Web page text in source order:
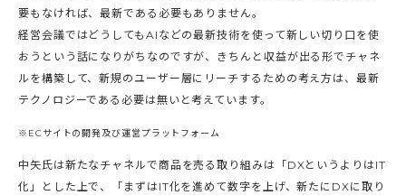
要もなければ、最新である必要もありません。
経営会議ではどうしてもAIなどの最新技術を使って新しい切り口を使
おうという話になりがちなのですが、きちんと収益が出る形でチャネ
ルを構築して、新規のユーザー層にリーチするための考え方は、最新
テクノロジーである必要は無いと考えています。
※ECサイトの開発及び運営プラットフォーム
中矢氏は新たなチャネルで商品を売る取り組みは「DXというよりはIT
化」とした上で、「まずはIT化を進めて数字を上げ、新たにDXに取り